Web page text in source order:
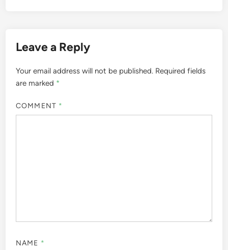
Leave a Reply
Your email address will not be published. Required fields
are marked *
COMMENT *
NAME *